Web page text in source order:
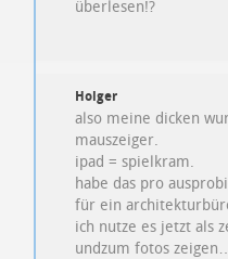
überlesen!?
Holger
also meine dicken
mauszeiger.
ipad = spielkram.
habe das pro
für ein
ich nutze es jetzt als
undzum fotos